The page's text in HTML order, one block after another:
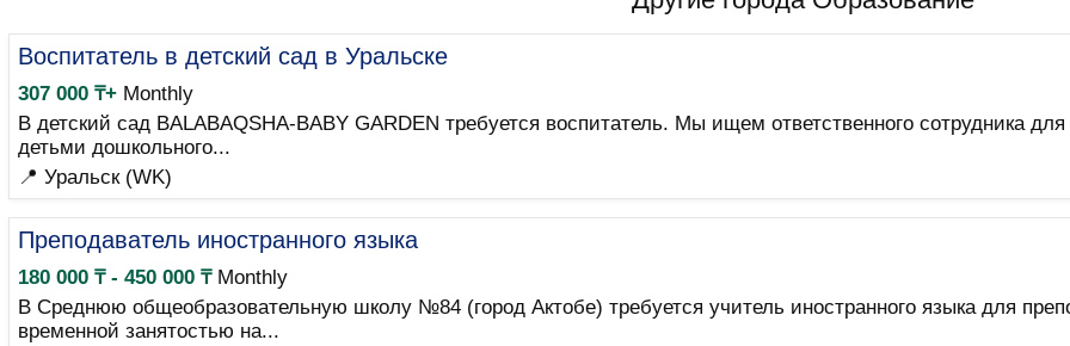
Воспитатель в детский сад в Уральске
307 000 ₸+ Monthly
В детский сад BALABAQSHA-BABY GARDEN требуется воспитатель. Мы ищем ответственного сотрудника
детьми дошкольного...
📍 Уральск (WK)
Преподаватель иностранного языка
180 000 ₸ - 450 000 ₸Monthly
В Среднюю общеобразовательную школу №84 (город Актобе) требуется учитель иностранного языка для
временной занятостью на...